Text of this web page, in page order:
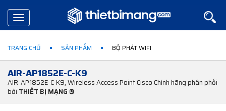
Toggle
navigation
TRANG CHỦ SẢN PHẨM BỘ PHÁT WIFI
AIR-AP1852E-C-K9
AIR-AP1852E-C-K9, Wireless Access Point Cisco Chính hãng phân phối
bởi THIẾT BỊ MẠNG ®